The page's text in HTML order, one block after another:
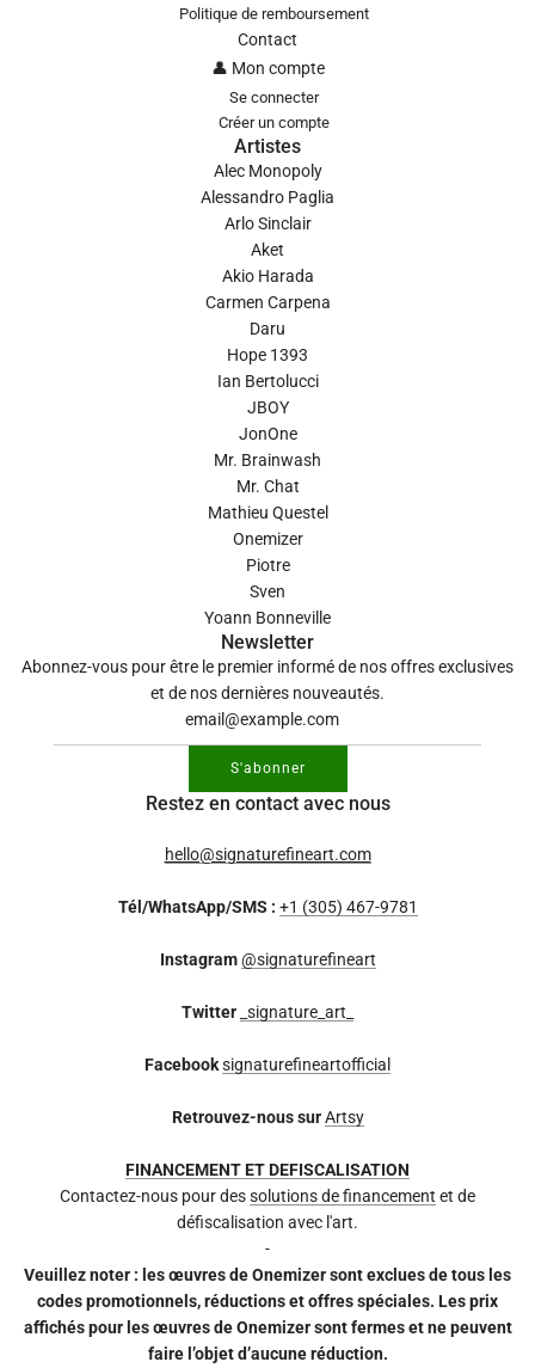
Politique de remboursement
Contact
👤 Mon compte
Se connecter
Créer un compte
Artistes
Alec Monopoly
Alessandro Paglia
Arlo Sinclair
Aket
Akio Harada
Carmen Carpena
Daru
Hope 1393
Ian Bertolucci
JBOY
JonOne
Mr. Brainwash
Mr. Chat
Mathieu Questel
Onemizer
Piotre
Sven
Yoann Bonneville
Newsletter
Abonnez-vous pour être le premier informé de nos offres exclusives
et de nos dernières nouveautés.
S'abonner
Restez en contact avec nous
hello@signaturefineart.com
Tél/WhatsApp/SMS : +1 (305) 467-9781
Instagram @signaturefineart
Twitter _signature_art_
Facebooksignaturefineartofficial
Retrouvez-nous sur Artsy
FINANCEMENT ET DEFISCALISATION
Contactez-nous pour dessolutions de financement et de
défiscalisation avec l'art.
-
Veuillez noter : les œuvres de Onemizer sont exclues de tous les
codes promotionnels, réductions et offres spéciales. Les prix
affichés pour les œuvres de Onemizer sont fermes et ne peuvent
faire l’objet d’aucune réduction.